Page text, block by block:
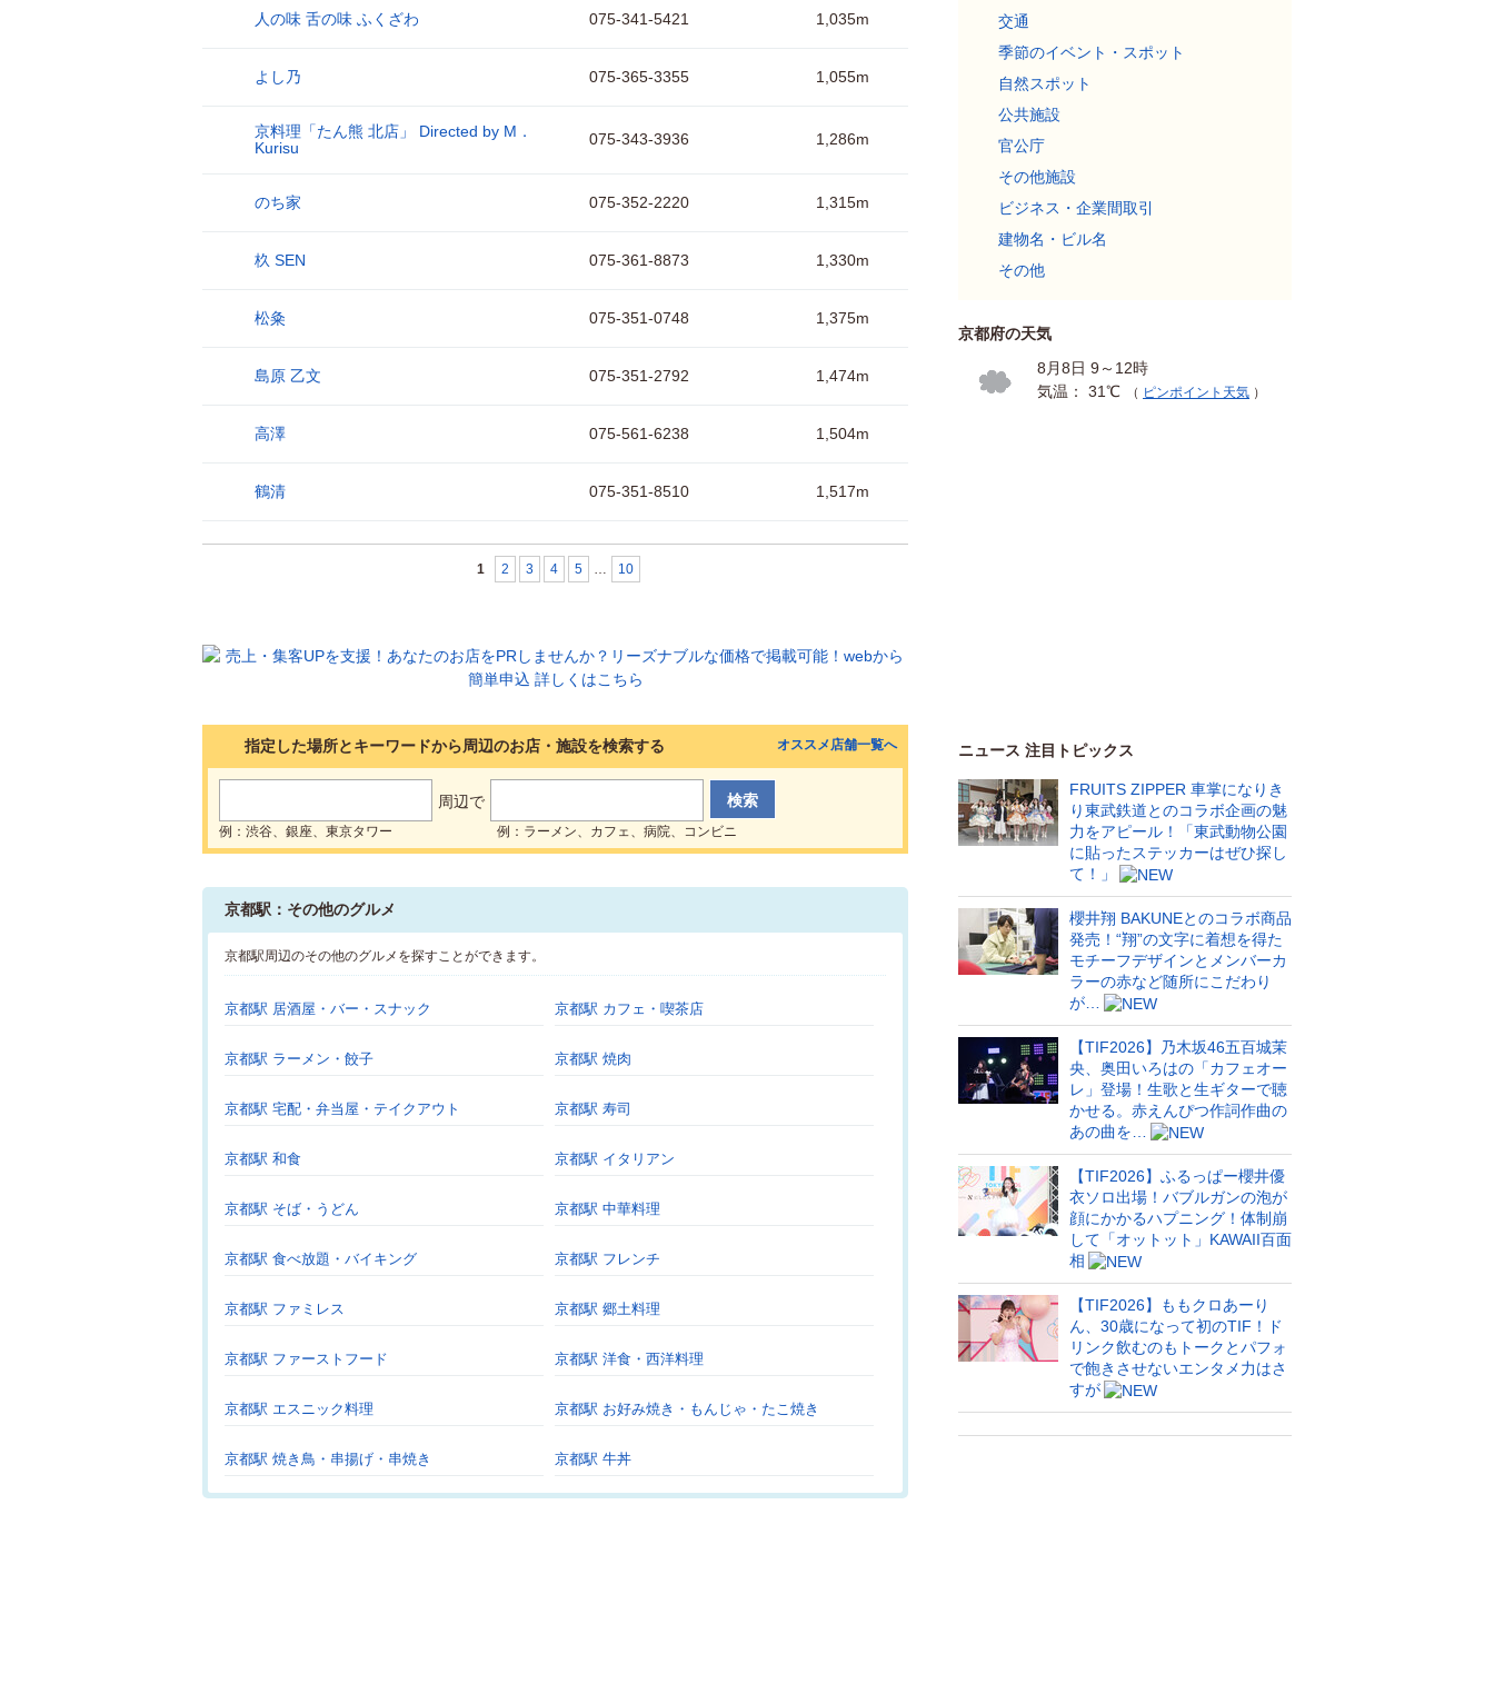
人の味 舌の味 ふくざわ 075-341-5421 1,035m
よし乃 075-365-3355 1,055m
京料理「たん熊 北店」 Directed by M．
Kurisu
075-343-3936 1,286m
のち家 075-352-2220 1,315m
杦 SEN 075-361-8873 1,330m
松粂 075-351-0748 1,375m
島原 乙文 075-351-2792 1,474m
高澤 075-561-6238 1,504m
鶴清 075-351-8510 1,517m
1 2 3 4 5 … 10
指定した場所とキーワードから周辺のお店・施設を検索する
周辺で
例：渋谷、銀座、東京タワー 例：ラーメン、カフェ、病院、コンビニ
オススメ店舗一覧へ
京都駅：その他のグルメ
京都駅周辺のその他のグルメを探すことができます。
京都駅 居酒屋・バー・スナック 京都駅 カフェ・喫茶店
京都駅 ラーメン・餃子 京都駅 焼肉
京都駅 宅配・弁当屋・テイクアウト 京都駅 寿司
京都駅 和食 京都駅 イタリアン
京都駅 そば・うどん 京都駅 中華料理
京都駅 食べ放題・バイキング 京都駅 フレンチ
京都駅 ファミレス 京都駅 郷土料理
京都駅 ファーストフード 京都駅 洋食・西洋料理
京都駅 エスニック料理 京都駅 お好み焼き・もんじゃ・たこ焼き
京都駅 焼き鳥・串揚げ・串焼き 京都駅 牛丼
交通
季節のイベント・スポット
自然スポット
公共施設
官公庁
その他施設
ビジネス・企業間取引
建物名・ビル名
その他
京都府の天気
8月8日 9～12時
気温： 31℃
（ ピンポイント天気 ）
ニュース 注目トピックス
FRUITS ZIPPER 車掌になりき
り東武鉄道とのコラボ企画の魅
力をアピール！「東武動物公園
に貼ったステッカーはぜひ探し
て！」
櫻井翔 BAKUNEとのコラボ商品
発売！“翔”の文字に着想を得た
モチーフデザインとメンバーカ
ラーの赤など随所にこだわり
が…
【TIF2026】乃木坂46五百城茉
央、奥田いろはの「カフェオー
レ」登場！生歌と生ギターで聴
かせる。赤えんぴつ作詞作曲の
あの曲を…
【TIF2026】ふるっぱー櫻井優
衣ソロ出場！バブルガンの泡が
顔にかかるハプニング！体制崩
して「オットット」KAWAII百面
相
【TIF2026】ももクロあーり
ん、30歳になって初のTIF！ド
リンク飲むのもトークとパフォ
で飽きさせないエンタメ力はさ
すが